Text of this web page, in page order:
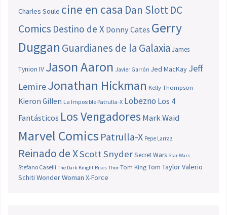
Charles Soule cine en casa Dan SlottDC
Comics Destino de X Donny Cates Gerry
Duggan Guardianes de la Galaxia James
Tynion IV Jason Aaron Javier Garrón Jed MacKay Jeff
LemireJonathan Hickman Kelly Thompson
Kieron Gillen La Imposible Patrulla-X Lobezno Los 4
Fantásticos Los Vengadores Mark Waid
Marvel Comics Patrulla-X Pepe Larraz
Reinado de XScott SnyderSecret Wars Star Wars
Stefano Caselli The Dark Knight Rises Thor Tom King Tom TaylorValerio
Schiti Wonder Woman X-Force